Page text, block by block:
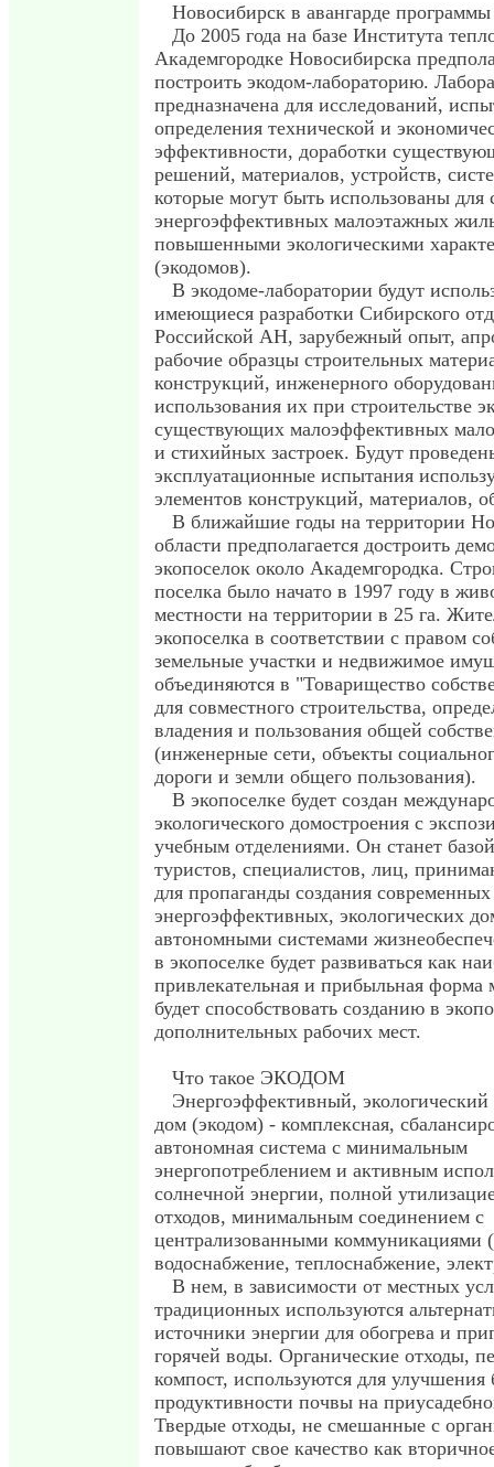
Новосибирск в авангарде программы
До 2005 года на базе Института
Академгородке Новосибирска
построить экодом-лабораторию.
предназначена для исследований,
определения технической и
эффективности, доработки
решений, материалов, устройcтв,
которые могут быть использованы для
энергоэффективных малоэтажных
повышенными экологическими
(экодомов).
В экодоме-лаборатории будут
имеющиеся разработки Сибирского
Российской АН, зарубежный опыт,
рабочие образцы строительных
конструкций, инженерного
использования их при строительстве
существующих малоэффективных
и стихийных застроек. Будут
эксплуатационные испытания
элементов конструкций, материалов,
В ближайшие годы на территории
области предполагается достроить
экопоселок около Академгородка.
поселка было начато в 1997 году в
местности на территории в 25 га.
экопоселка в соответствии с правом
земельные участки и недвижимое
объединяются в "Товарищество
для совместного строительства,
владения и пользования общей
(инженерные сети, объекты
дороги и земли общего пользования).
В экопоселке будет создан
экологического домостроения с
учебным отделениями. Он станет
туристов, специалистов, лиц,
для пропаганды создания
энергоэффективных, экологических
автономными системами
в экопоселке будет развиваться как
привлекательная и прибыльная форма
будет способствовать созданию в
дополнительных рабочих мест.
Что такое ЭКОДОМ
Энергоэффективный,
дом (экодом) - комплексная,
автономная система с минимальным
энергопотреблением и активным
солнечной энергии, полной
отходов, минимальным соединением с
централизованными коммуникациями
водоснабжение, теплоснабжение,
В нем, в зависимости от местных
традиционных используются
источники энергии для обогрева и
горячей воды. Органические отходы,
компост, используются для улучшения
продуктивности почвы на
Твердые отходы, не смешанные с
повышают свое качество как